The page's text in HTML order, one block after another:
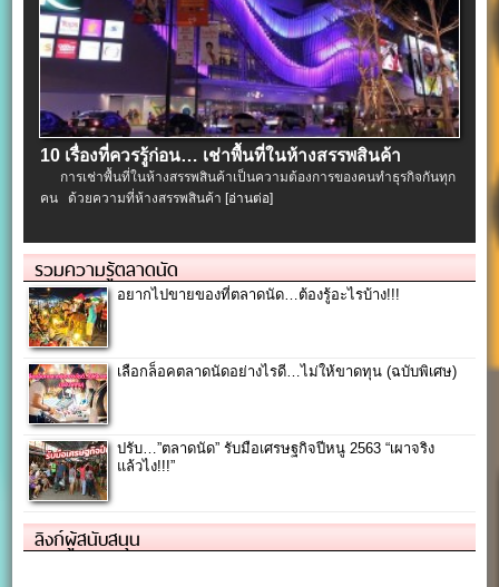
10 เรื่องที่ควรรู้ก่อน… เช่าพื้นที่ในห้างสรรพสินค้า
การเช่าพื้นที่ในห้างสรรพสินค้าเป็นความต้องการของคนทำธุรกิจกันทุก
คน ด้วยความที่ห้างสรรพสินค้า[อ่านต่อ]
รวมความรู้ตลาดนัด
อยากไปขายของที่ตลาดนัด…ต้องรู้อะไรบ้าง!!!
เลือกล็อคตลาดนัดอย่างไรดี…ไม่ให้ขาดทุน (ฉบับพิเศษ)
ปรับ…”ตลาดนัด” รับมือเศรษฐกิจปีหนู 2563 “เผาจริง
แล้วไง!!!”
ลิงก์ผู้สนับสนุน